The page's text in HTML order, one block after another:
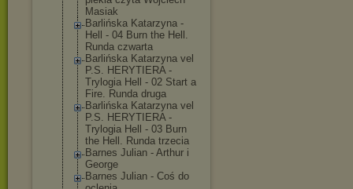
Masiak
Barlińska Katarzyna -
Hell - 04 Burn the Hell.
Runda czwarta
Barlińska Katarzyna vel
P.S. HERYTIERA -
Trylogia Hell - 02 Start a
Fire. Runda druga
Barlińska Katarzyna vel
P.S. HERYTIERA -
Trylogia Hell - 03 Burn
the Hell. Runda trzecia
Barnes Julian - Arthur i
George
Barnes Julian - Coś do